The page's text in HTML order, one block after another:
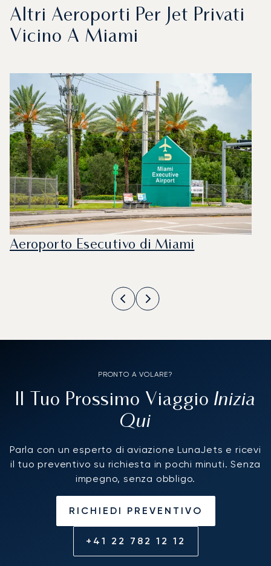
Altri Aeroporti Per Jet Privati
Vicino A Miami
Aeroporto Esecutivo di Miami
PRONTO A VOLARE?
Il Tuo Prossimo Viaggio Inizia
Qui
Parla con un esperto di aviazione LunaJets e ricevi
il tuo preventivo su richiesta in pochi minuti. Senza
impegno, senza obbligo.
RICHIEDI PREVENTIVO
+41 22 782 12 12